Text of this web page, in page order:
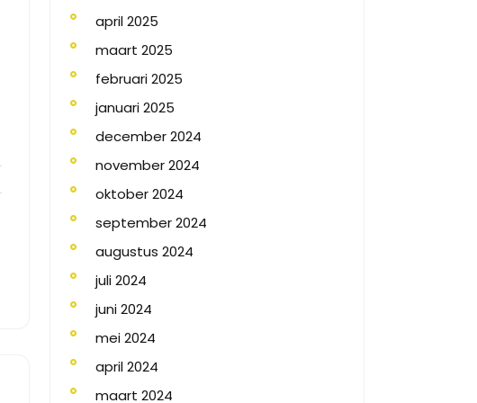
april 2025
maart 2025
februari 2025
januari 2025
december 2024
november 2024
oktober 2024
september 2024
augustus 2024
juli 2024
juni 2024
mei 2024
april 2024
maart 2024